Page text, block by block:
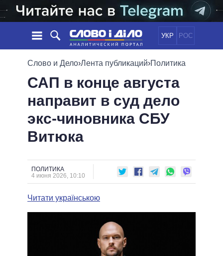
УКР РОС
НОВОСТИ
ЛЕНТА
СОБЫТИЯ
СТАТЬИ
ОБЗОРЫ
ДАЙДЖЕСТЫ
ПОЛИТИКА
ЭКОНОМИКА
ОБЩЕСТВО
ОБЕЩАНИЯ
ПОЛИТИКИ
ПРЕЗИДЕНТ И ОФИС
ВЕРХОВНАЯ РАДА
КАБИНЕТ МИНИСТРОВ
МЭРЫ
ПОДДЕРЖАТЬ
СРАВНЕНИЕ ПОЛИТИКОВ
Слово и Дело›Лента публикаций›Политика
САП в конце августа
направит в суд дело
экс-чиновника СБУ
Витюка
ПОЛИТИКА
4 июня 2026, 10:10
Читати українською